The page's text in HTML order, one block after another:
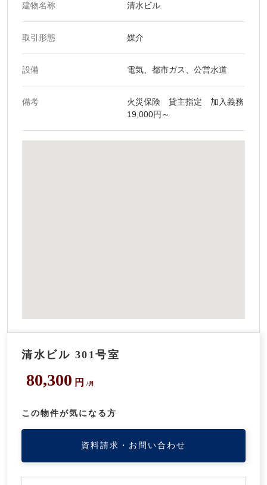
建物名称 清水ビル
取引形態 媒介
設備 電気、都市ガス、公営水道
備考
火災保険 貸主指定 加入義務
19,000円～
清水ビル 301号室
80,300 円 /月
この物件が気になる方
資料請求・お問い合わせ